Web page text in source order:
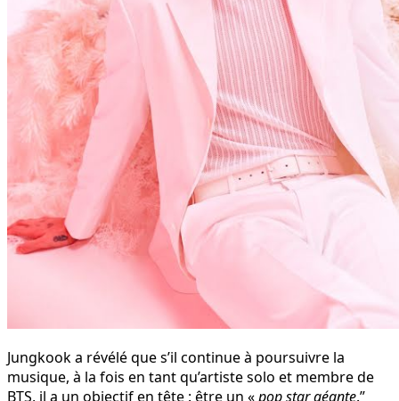
Jungkook a révélé que s’il continue à poursuivre la
musique, à la fois en tant qu’artiste solo et membre de
BTS, il a un objectif en tête : être un «pop star géante.”